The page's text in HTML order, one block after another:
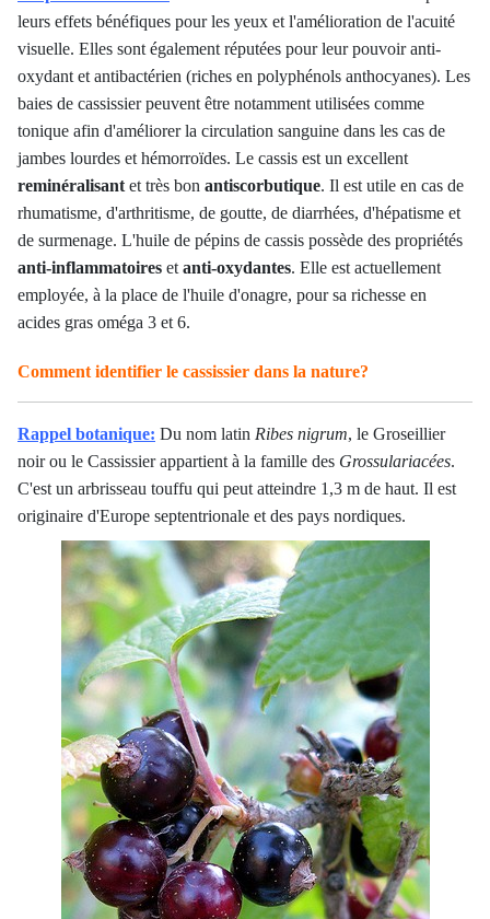
leurs effets bénéfiques pour les yeux et l'amélioration de l'acuité
visuelle. Elles sont également réputées pour leur pouvoir anti-
oxydant et antibactérien (riches en polyphénols anthocyanes). Les
baies de cassissier peuvent être notamment utilisées comme
tonique afin d'améliorer la circulation sanguine dans les cas de
jambes lourdes et hémorroïdes. Le cassis est un excellent
reminéralisant et très bon antiscorbutique. Il est utile en cas de
rhumatisme, d'arthritisme, de goutte, de diarrhées, d'hépatisme et
de surmenage. L'huile de pépins de cassis possède des propriétés
anti-inflammatoires et anti-oxydantes. Elle est actuellement
employée, à la place de l'huile d'onagre, pour sa richesse en
acides gras oméga 3 et 6.
Comment identifier le cassissier dans la nature?
Rappel botanique: Du nom latin Ribes nigrum, le Groseillier
noir ou le Cassissier appartient à la famille des Grossulariacées.
C'est un arbrisseau touffu qui peut atteindre 1,3 m de haut. Il est
originaire d'Europe septentrionale et des pays nordiques.